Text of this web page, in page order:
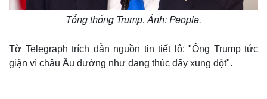
Tổng thống Trump. Ảnh: People.
Tờ Telegraph trích dẫn nguồn tin tiết lộ: "Ông Trump tức
giận vì châu Âu dường như đang thúc đẩy xung đột".